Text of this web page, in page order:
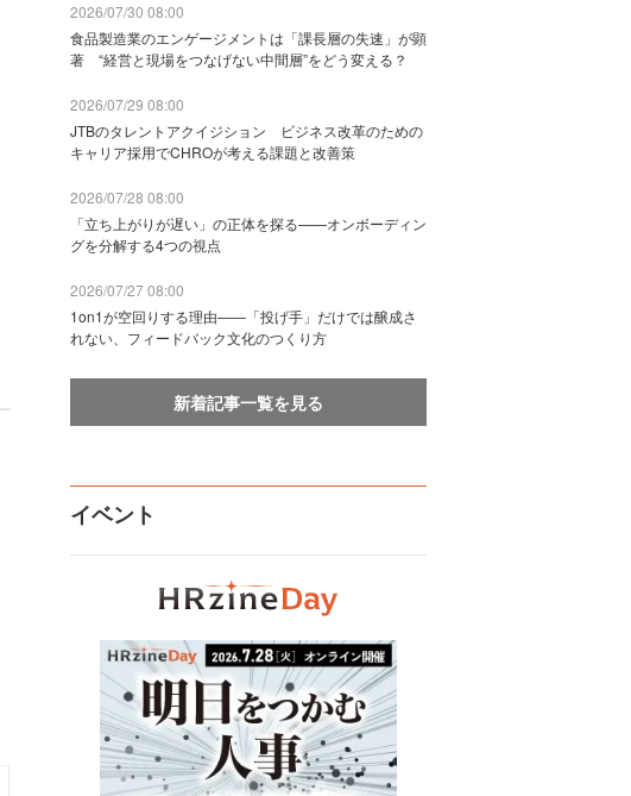
2026/07/30 08:00
食品製造業のエンゲージメントは「課長層の失速」が顕
著 “経営と現場をつなげない中間層”をどう変える？
2026/07/29 08:00
JTBのタレントアクイジション ビジネス改革のための
キャリア採用でCHROが考える課題と改善策
2026/07/28 08:00
「立ち上がりが遅い」の正体を探る——オンボーディン
グを分解する4つの視点
2026/07/27 08:00
1on1が空回りする理由——「投げ手」だけでは醸成さ
れない、フィードバック文化のつくり方
新着記事一覧を見る
イベント